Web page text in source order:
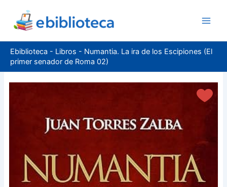
contenido
Ebiblioteca - Libros - Numantia. La ira de los Escipiones (El
primer senador de Roma 02)